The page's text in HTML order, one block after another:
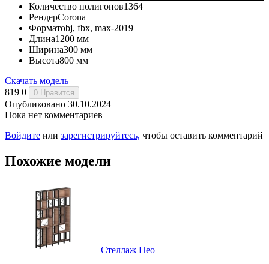
Количество полигонов1364
РендерCorona
Форматobj, fbx, max-2019
Длина1200 мм
Ширина300 мм
Высота800 мм
Скачать модель
819 0 0 Нравится
Опубликовано 30.10.2024
Пока нет комментариев
Войдите или зарегистрируйтесь, чтобы оставить комментарий
Похожие модели
Стеллаж Нео